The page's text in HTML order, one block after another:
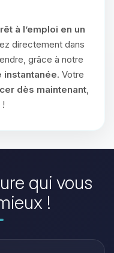
à l’emploi en un
directement dans
grâce à notre
instantanée. Votre
dès maintenant
qui vous
!